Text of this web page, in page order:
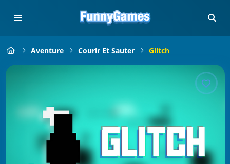
Aventure Courir Et Sauter Glitch